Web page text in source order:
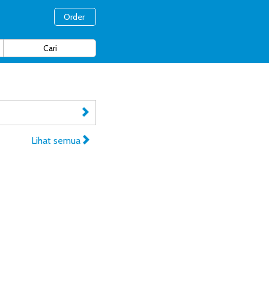
Order
Lihat semua